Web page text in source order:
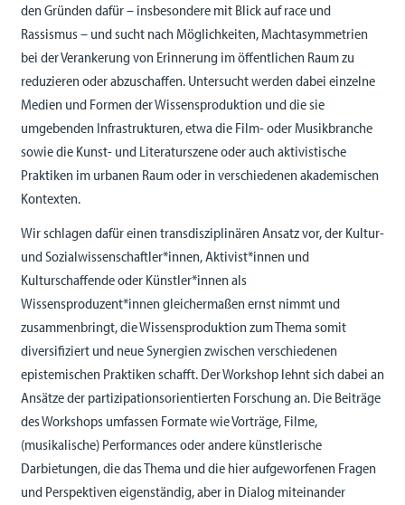
den Gründen dafür – insbesondere mit Blick auf race und
Rassismus – und sucht nach Möglichkeiten, Machtasymmetrien
bei der Verankerung von Erinnerung im öffentlichen Raum zu
reduzieren oder abzuschaffen. Untersucht werden dabei einzelne
Medien und Formen der Wissensproduktion und die sie
umgebenden Infrastrukturen, etwa die Film- oder Musikbranche
sowie die Kunst- und Literaturszene oder auch aktivistische
Praktiken im urbanen Raum oder in verschiedenen akademischen
Kontexten.
Wir schlagen dafür einen transdisziplinären Ansatz vor, der Kultur-
und Sozialwissenschaftler*innen, Aktivist*innen und
Kulturschaffende oder Künstler*innen als
Wissensproduzent*innen gleichermaßen ernst nimmt und
zusammenbringt, die Wissensproduktion zum Thema somit
diversifiziert und neue Synergien zwischen verschiedenen
epistemischen Praktiken schafft. Der Workshop lehnt sich dabei an
Ansätze der partizipationsorientierten Forschung an. Die Beiträge
des Workshops umfassen Formate wie Vorträge, Filme,
(musikalische) Performances oder andere künstlerische
Darbietungen, die das Thema und die hier aufgeworfenen Fragen
und Perspektiven eigenständig, aber in Dialog miteinander